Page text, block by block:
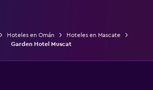
Hoteles en Omán
Hoteles en Mascate
Garden Hotel Muscat